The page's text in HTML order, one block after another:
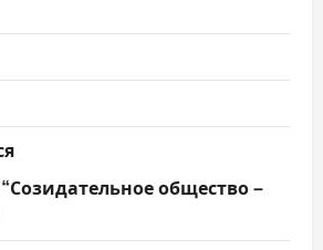
общество –